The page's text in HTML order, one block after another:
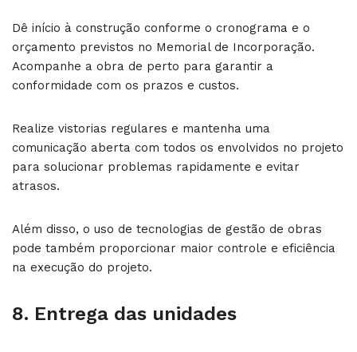
Dê início à construção conforme o cronograma e o
orçamento previstos no Memorial de Incorporação.
Acompanhe a obra de perto para garantir a
conformidade com os prazos e custos.
Realize vistorias regulares e mantenha uma
comunicação aberta com todos os envolvidos no projeto
para solucionar problemas rapidamente e evitar
atrasos.
Além disso, o uso de tecnologias de gestão de obras
pode também proporcionar maior controle e eficiência
na execução do projeto.
8. Entrega das unidades